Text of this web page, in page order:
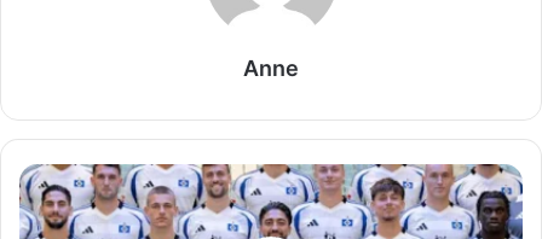
Anne
Teilnehmer:
HSV
Tabelle